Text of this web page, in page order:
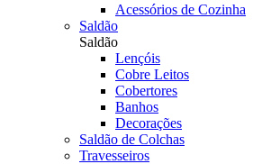
Acessórios de Cozinha
Saldão
Saldão
Lençóis
Cobre Leitos
Cobertores
Banhos
Decorações
Saldão de Colchas
Travesseiros